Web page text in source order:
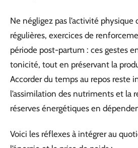
Ne négligez pas l’activité physique
régulières, exercices de
période post-partum : ces gestes
tonicité, tout en préservant la
Accorder du temps au repos reste
l’assimilation des nutriments et la
réserves énergétiques en
Voici les réflexes à intégrer au